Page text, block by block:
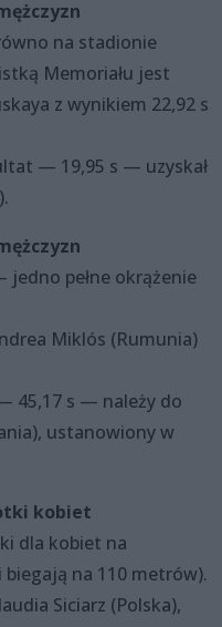
na stadionie
Memoriału jest
z wynikiem 22,92 s
— 19,95 s — uzyskał
pełne okrążenie
Miklós (Rumunia)
45,17 s — należy do
ustanowiony w
kobiet
dla kobiet na
na 110 metrów).
Siciarz (Polska),